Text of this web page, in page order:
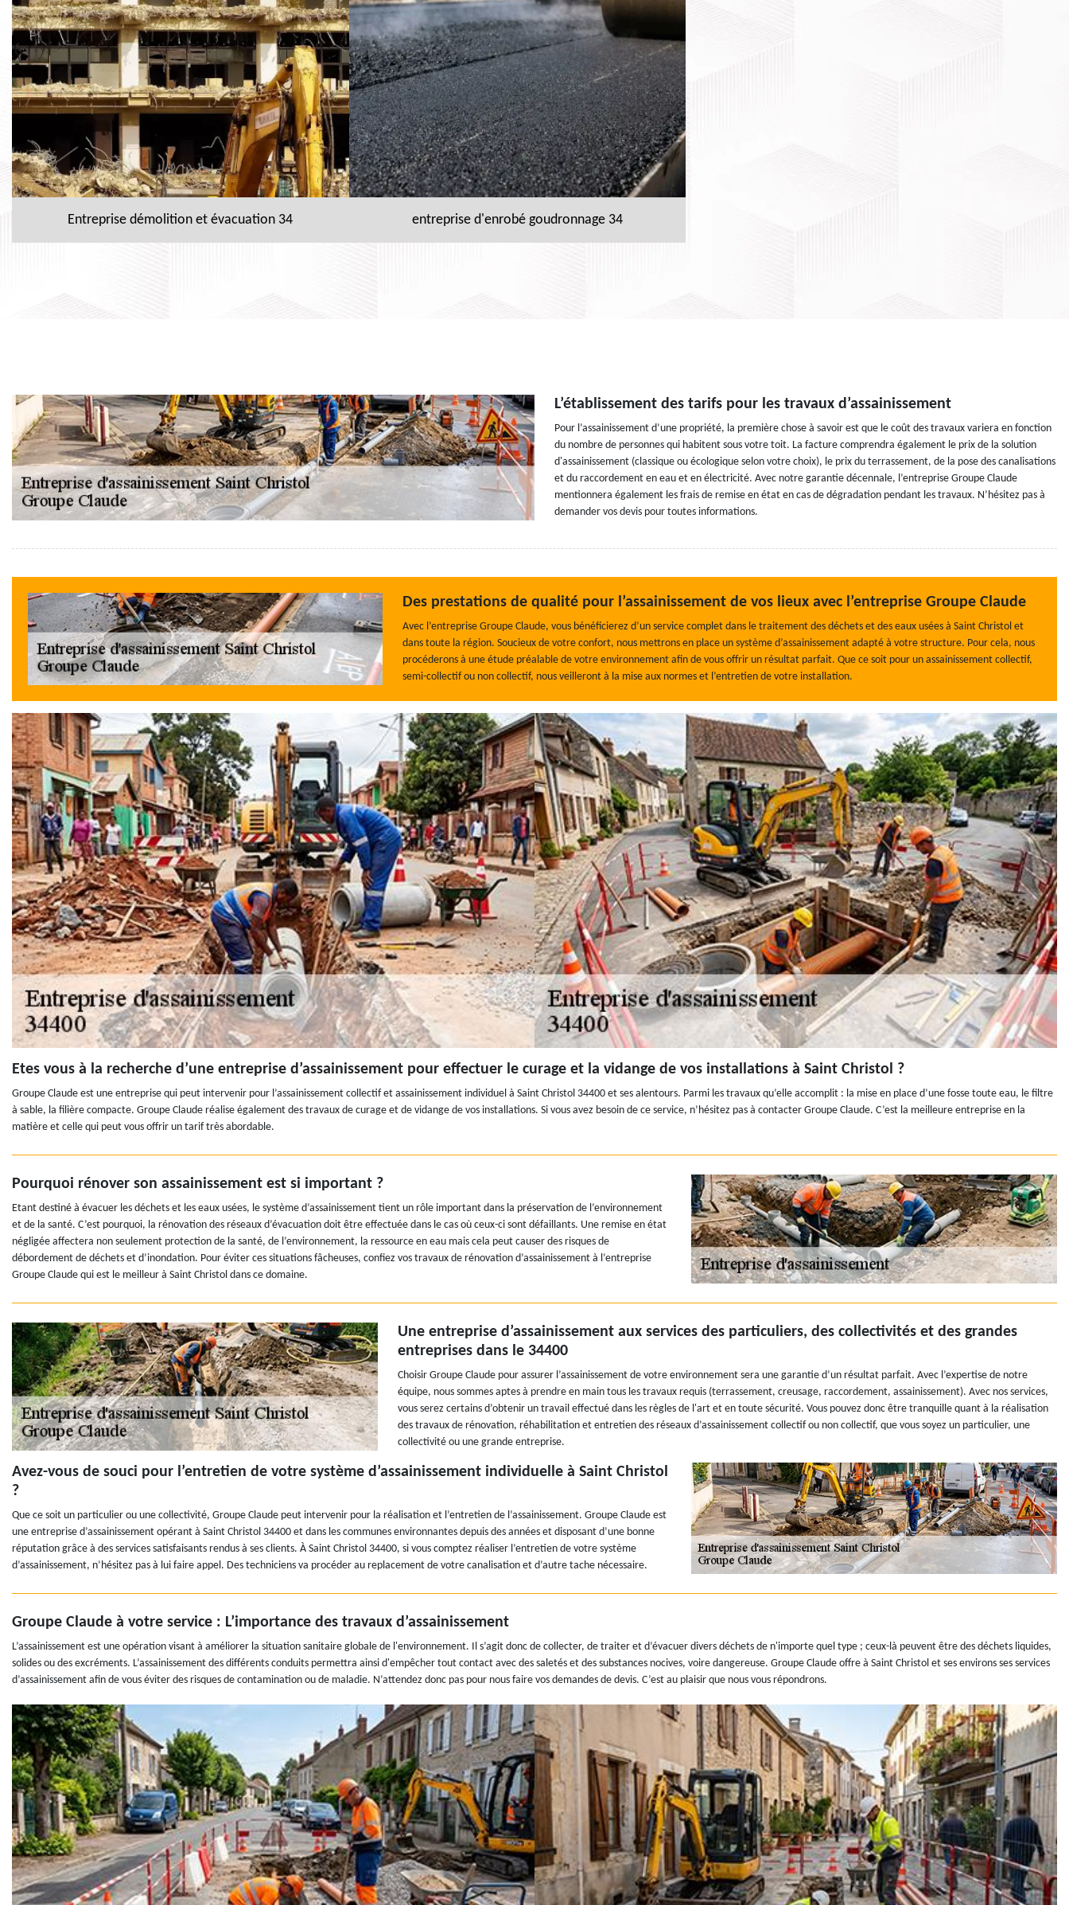
Entreprise démolition et évacuation 34 entreprise d'enrobé goudronnage 34
L’établissement des tarifs pour les travaux d’assainissement
Pour l’assainissement d’une propriété, la première chose à savoir est que le coût des travaux variera en fonction
du nombre de personnes qui habitent sous votre toit. La facture comprendra également le prix de la solution
d'assainissement (classique ou écologique selon votre choix), le prix du terrassement, de la pose des canalisations
et du raccordement en eau et en électricité. Avec notre garantie décennale, l’entreprise Groupe Claude
mentionnera également les frais de remise en état en cas de dégradation pendant les travaux. N’hésitez pas à
demander vos devis pour toutes informations.
Des prestations de qualité pour l’assainissement de vos lieux avec l’entreprise Groupe Claude
Avec l’entreprise Groupe Claude, vous bénéficierez d’un service complet dans le traitement des déchets et des eaux usées à Saint Christol et
dans toute la région. Soucieux de votre confort, nous mettrons en place un système d’assainissement adapté à votre structure. Pour cela, nous
procéderons à une étude préalable de votre environnement afin de vous offrir un résultat parfait. Que ce soit pour un assainissement collectif,
semi-collectif ou non collectif, nous veilleront à la mise aux normes et l’entretien de votre installation.
Etes vous à la recherche d’une entreprise d’assainissement pour effectuer le curage et la vidange de vos installations à Saint Christol ?
Groupe Claude est une entreprise qui peut intervenir pour l’assainissement collectif et assainissement individuel à Saint Christol 34400 et ses alentours. Parmi les travaux qu’elle accomplit : la mise en place d’une fosse toute eau, le filtre
à sable, la filière compacte. Groupe Claude réalise également des travaux de curage et de vidange de vos installations. Si vous avez besoin de ce service, n’hésitez pas à contacter Groupe Claude. C’est la meilleure entreprise en la
matière et celle qui peut vous offrir un tarif très abordable.
Pourquoi rénover son assainissement est si important ?
Etant destiné à évacuer les déchets et les eaux usées, le système d’assainissement tient un rôle important dans la préservation de l’environnement
et de la santé. C’est pourquoi, la rénovation des réseaux d’évacuation doit être effectuée dans le cas où ceux-ci sont défaillants. Une remise en état
négligée affectera non seulement protection de la santé, de l’environnement, la ressource en eau mais cela peut causer des risques de
débordement de déchets et d’inondation. Pour éviter ces situations fâcheuses, confiez vos travaux de rénovation d’assainissement à l’entreprise
Groupe Claude qui est le meilleur à Saint Christol dans ce domaine.
Une entreprise d’assainissement aux services des particuliers, des collectivités et des grandes
entreprises dans le 34400
Choisir Groupe Claude pour assurer l’assainissement de votre environnement sera une garantie d’un résultat parfait. Avec l’expertise de notre
équipe, nous sommes aptes à prendre en main tous les travaux requis (terrassement, creusage, raccordement, assainissement). Avec nos services,
vous serez certains d’obtenir un travail effectué dans les règles de l'art et en toute sécurité. Vous pouvez donc être tranquille quant à la réalisation
des travaux de rénovation, réhabilitation et entretien des réseaux d’assainissement collectif ou non collectif, que vous soyez un particulier, une
collectivité ou une grande entreprise.
Avez-vous de souci pour l’entretien de votre système d’assainissement individuelle à Saint Christol
?
Que ce soit un particulier ou une collectivité, Groupe Claude peut intervenir pour la réalisation et l’entretien de l’assainissement. Groupe Claude est
une entreprise d’assainissement opérant à Saint Christol 34400 et dans les communes environnantes depuis des années et disposant d’une bonne
réputation grâce à des services satisfaisants rendus à ses clients. À Saint Christol 34400, si vous comptez réaliser l’entretien de votre système
d’assainissement, n’hésitez pas à lui faire appel. Des techniciens va procéder au replacement de votre canalisation et d’autre tache nécessaire.
Groupe Claude à votre service : L’importance des travaux d’assainissement
L’assainissement est une opération visant à améliorer la situation sanitaire globale de l'environnement. Il s’agit donc de collecter, de traiter et d’évacuer divers déchets de n'importe quel type ; ceux-là peuvent être des déchets liquides,
solides ou des excréments. L’assainissement des différents conduits permettra ainsi d'empêcher tout contact avec des saletés et des substances nocives, voire dangereuse. Groupe Claude offre à Saint Christol et ses environs ses services
d’assainissement afin de vous éviter des risques de contamination ou de maladie. N’attendez donc pas pour nous faire vos demandes de devis. C’est au plaisir que nous vous répondrons.